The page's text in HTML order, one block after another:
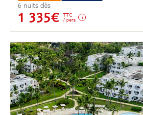
6 nuits dès
1 335€
TTC
/ pers.